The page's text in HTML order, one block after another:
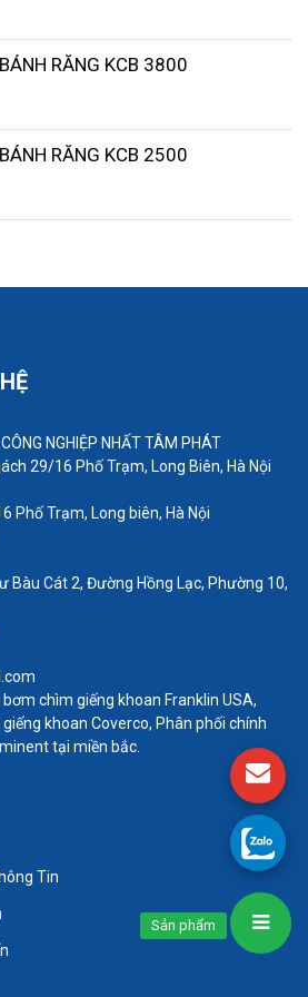
địa chỉ uy tín tại Việt Nam,
loại máy bơm giếng khoan
nghiệm và uy tín trong
cung cấp thiết bị cho ngành
Phát đã xây dựng được
thông qua việc cung cấp
các loại máy bơm đa dạng
răng ăn khớp trong
phuy
máy bơm giếng khoan tại
chỉ đáp ứng được các tiêu
mà còn được thiết kế để phù
hình và nguồn nước tại Việt
và nhân viên tư vấn của Nhất
sàng hỗ trợ khách hàng trong
phù hợp nhất với nhu cầu
vấn về quy trình lắp đặt và
hàng.
BỊ CÔNG NGHIỆP NHẤT T
RĂNG KCB 3800
RĂNG KCB 2500
NGHIỆP NHẤT TÂM PHÁT
29/16 Phố Trạm, Long Biên, Hà Nội
Phố Trạm, Long biên, Hà Nội
Bàu Cát 2, Đường Hồng Lạc, Phường 10,
chìm giếng khoan Franklin USA,
khoan Coverco, Phân phối chính
tại miền bắc.
Tin
Sản phẩm